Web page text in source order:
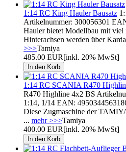
1:14 RC King Hauler Bausatz
Artikelnummer: 300056301
Hauler bietet Modellbau mit
Hinterachsen werden über
>>>Tamiya
485.00 EUR[inkl. 20% MwSt]
1:14 RC SCANIA R470
R470 Highline 4x2 BS
1:14, 1/14 EAN:
Diese Zugmaschine der
... mehr >>>Tamiya
400.00 EUR[inkl. 20% MwSt]